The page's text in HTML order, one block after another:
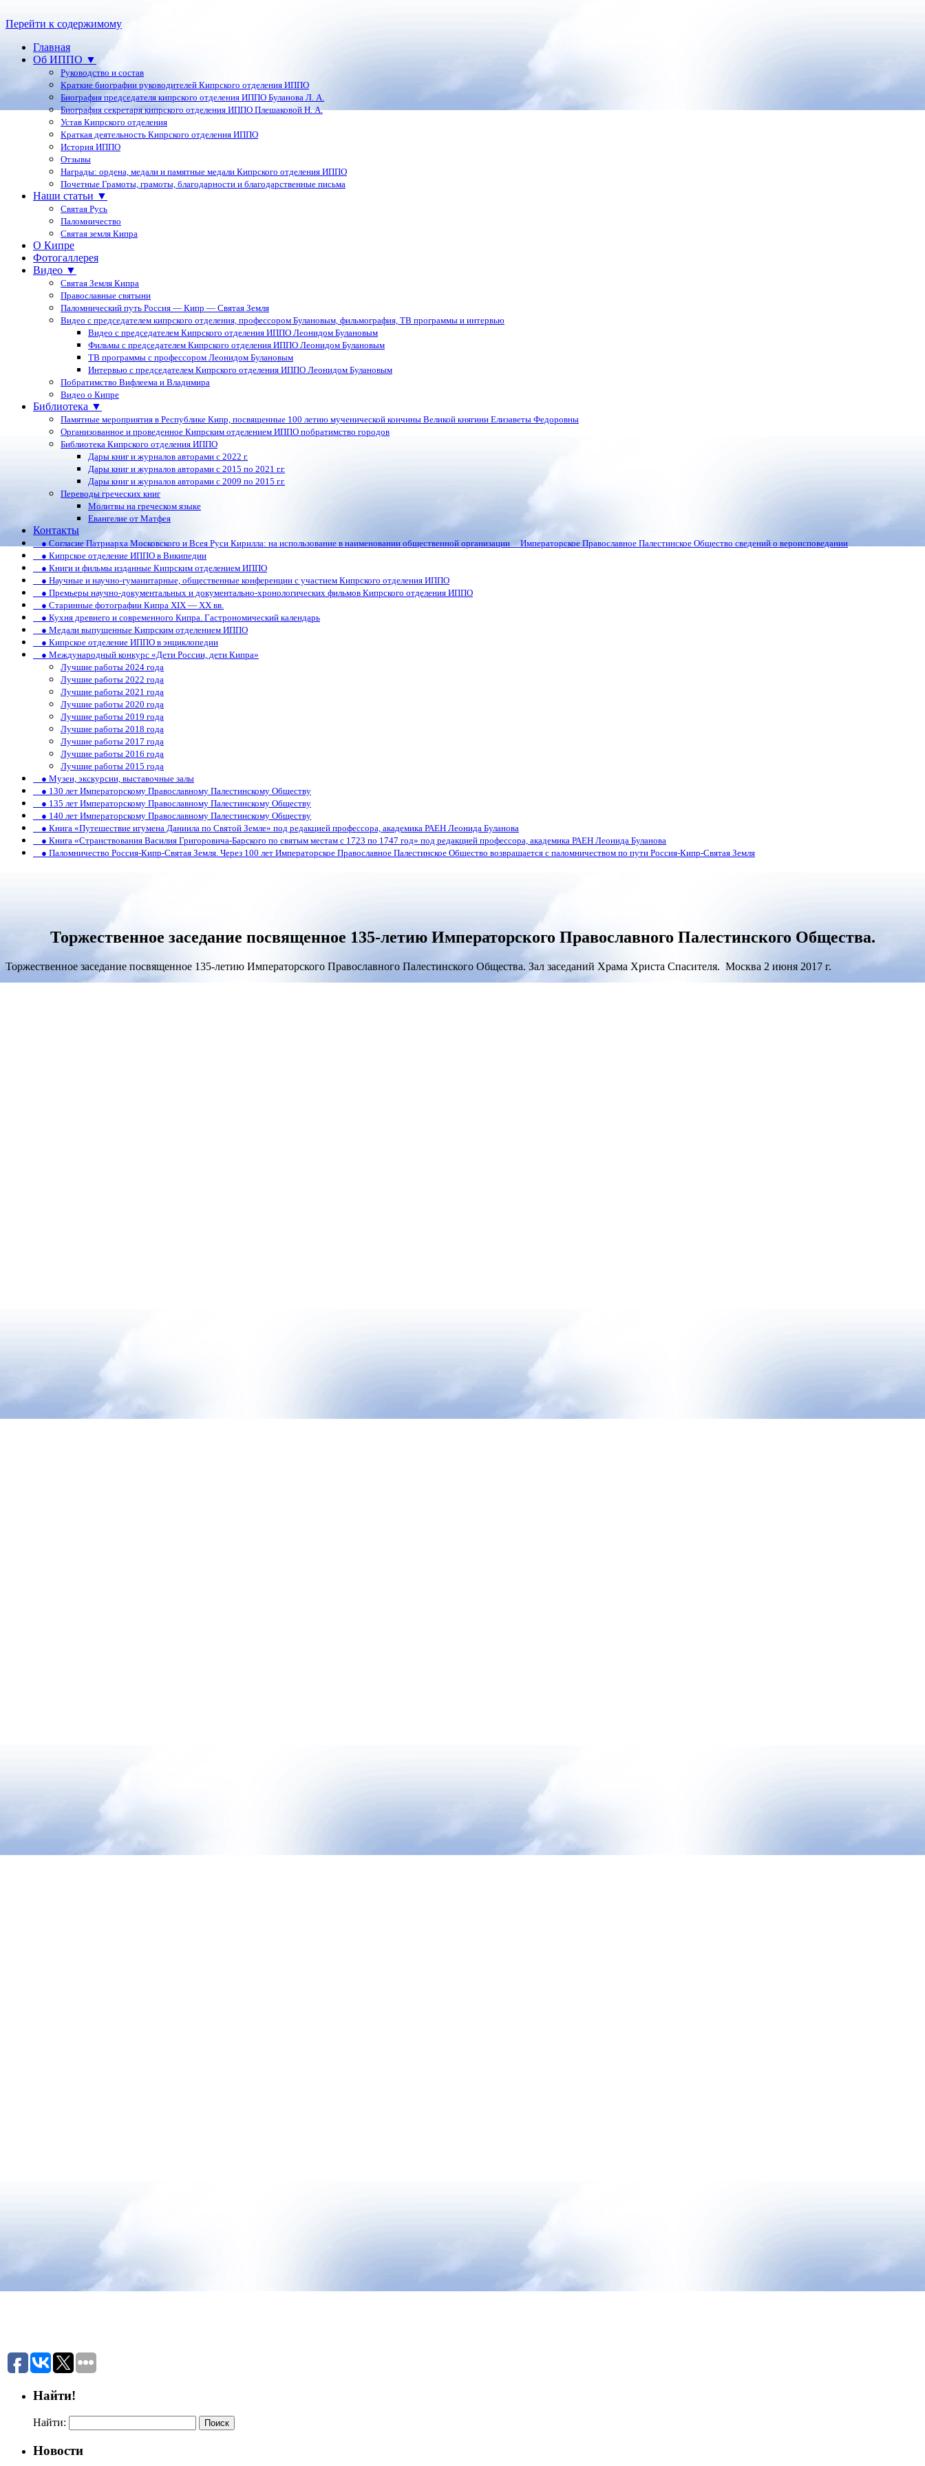
Перейти к содержимому
Главная
Об ИППО ▼
Руководство и состав
Краткие биографии руководителей Кипрского отделения ИППО
Биография председателя кипрского отделения ИППО Буланова Л. А.
Биография секретаря кипрского отделения ИППО Плешаковой Н. А.
Устав Кипрского отделения
Краткая деятельность Кипрского отделения ИППО
История ИППО
Отзывы
Награды: ордена, медали и памятные медали Кипрского отделения ИППО
Почетные Грамоты, грамоты, благодарности и благодарственные письма
Наши статьи ▼
Святая Русь
Паломничество
Святая земля Кипра
О Кипре
Фотогаллерея
Видео ▼
Святая Земля Кипра
Православные святыни
Паломнический путь Россия — Кипр — Святая Земля
Видео с председателем кипрского отделения, профессором Булановым, фильмография, ТВ программы и интервью
Видео с председателем Кипрского отделения ИППО Леонидом Булановым
Фильмы с председателем Кипрского отделения ИППО Леонидом Булановым
ТВ программы с профессором Леонидом Булановым
Интервью с председателем Кипрского отделения ИППО Леонидом Булановым
Побратимство Вифлеема и Владимира
Видео о Кипре
Библиотека ▼
Памятные мероприятия в Республике Кипр, посвященные 100 летию мученической кончины Великой княгини Елизаветы Федоровны
Организованное и проведенное Кипрским отделением ИППО побратимство городов
Библиотека Кипрского отделения ИППО
Дары книг и журналов авторами с 2022 г.
Дары книг и журналов авторами с 2015 по 2021 г.г.
Дары книг и журналов авторами с 2009 по 2015 г.г.
Переводы греческих книг
Молитвы на греческом языке
Евангелие от Матфея
Контакты
● Согласие Патриарха Московского и Всея Руси Кирилла: на использование в наименовании общественной организации Императорское Православное Палестинское Общество сведений о вероисповедании
● Кипрское отделение ИППО в Википедии
● Книги и фильмы изданные Кипрским отделением ИППО
● Научные и научно-гуманитарные, общественные конференции c участием Кипрского отделения ИППО
● Премьеры научно-документальных и документально-хронологических фильмов Кипрского отделения ИППО
● Старинные фотографии Кипра XIX — XX вв.
● Кухня древнего и современного Кипра. Гастрономический календарь
● Медали выпущенные Кипрским отделением ИППО
● Кипрское отделение ИППО в энциклопедии
● Международный конкурс «Дети России, дети Кипра»
Лучшие работы 2024 года
Лучшие работы 2022 года
Лучшие работы 2021 года
Лучшие работы 2020 года
Лучшие работы 2019 года
Лучшие работы 2018 года
Лучшие работы 2017 года
Лучшие работы 2016 года
Лучшие работы 2015 года
● Музеи, экскурсии, выставочные залы
● 130 лет Императорскому Православному Палестинскому Обществу
● 135 лет Императорскому Православному Палестинскому Обществу
● 140 лет Императорскому Православному Палестинскому Обществу
● Книга «Путешествие игумена Даниила по Святой Земле» под редакцией профессора, академика РАЕН Леонида Буланова
● Книга «Странствования Василия Григоровича-Барского по святым местам с 1723 по 1747 год» под редакцией профессора, академика РАЕН Леонида Буланова
● Паломничество Россия-Кипр-Святая Земля. Через 100 лет Императорское Православное Палестинское Общество возвращается с паломничеством по пути Россия-Кипр-Святая Земля
Торжественное заседание посвященное 135-летию Императорского Православного Палестинского Общества.
Торжественное заседание посвященное 135-летию Императорского Православного Палестинского Общества. Зал заседаний Храма Христа Спасителя. Москва 2 июня 2017 г.
Найти!
Найти:
Новости